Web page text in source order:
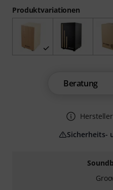
Produktvariationen
Beratung
Sicherheits-